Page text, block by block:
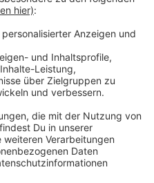
in den
zu werden,